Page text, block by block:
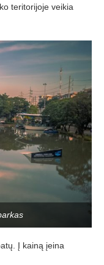
teritorijoje veikia
Į kainą įeina